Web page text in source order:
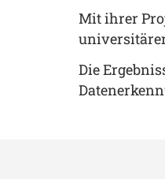
Mit ihrer
Die